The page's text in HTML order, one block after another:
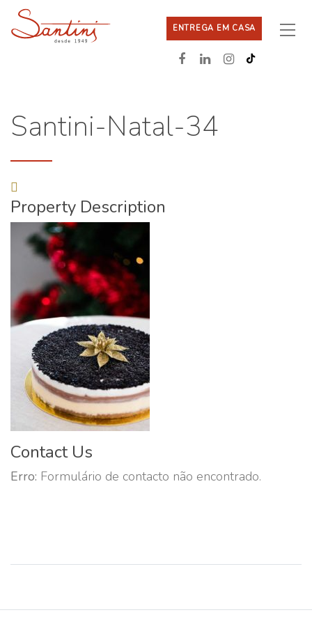
ENTREGA EM CASA
Santini-Natal-34
Property Description
Contact Us
Erro: Formulário de contacto não encontrado.